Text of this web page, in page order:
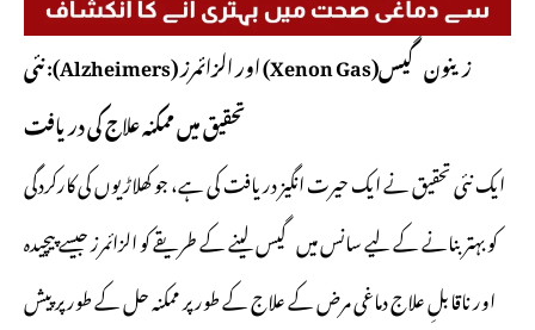
زینون گیس(Xenon Gas) اور الزائمرز (Alzheimers): نئی
تحقیق میں ممکنہ علاج کی دریافت
ایک نئی تحقیق نے ایک حیرت انگیز دریافت کی ہے، جو کھلاڑیوں کی کارکردگی
کو بہتر بنانے کے لیے سانس میں گیس لینے کے طریقے کو الزائمرز جیسے پیچیدہ
اور ناقابلِ علاج دماغی مرض کے علاج کے طور پر ممکنہ حل کے طور پر پیش